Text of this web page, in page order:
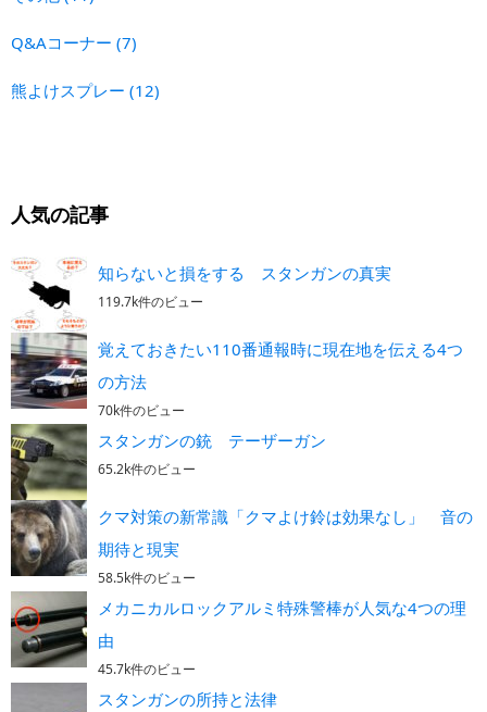
Q&Aコーナー (7)
熊よけスプレー (12)
人気の記事
知らないと損をする スタンガンの真実
119.7k件のビュー
覚えておきたい110番通報時に現在地を伝える4つ
の方法
70k件のビュー
スタンガンの銃 テーザーガン
65.2k件のビュー
クマ対策の新常識「クマよけ鈴は効果なし」 音の
期待と現実
58.5k件のビュー
メカニカルロックアルミ特殊警棒が人気な4つの理
由
45.7k件のビュー
スタンガンの所持と法律